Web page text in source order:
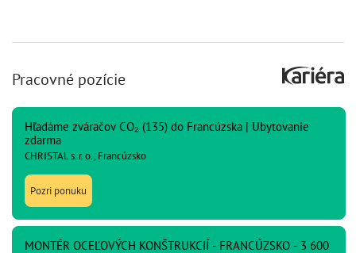
Pracovné pozície
Hľadáme zváračov CO₂ (135) do Francúzska | Ubytovanie
zdarma
CHRISTAL s. r. o., Francúzsko
Pozri ponuku
MONTÉR OCEĽOVÝCH KONŠTRUKCIÍ - FRANCÚZSKO - 3 600